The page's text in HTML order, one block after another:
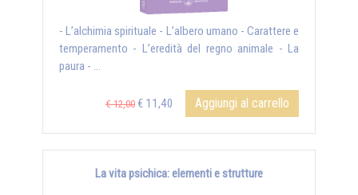
- L’alchimia spirituale - L’albero umano - Carattere e
temperamento - L’eredità del regno animale - La
paura - ...
€ 12,00 € 11,40 Aggiungi al carrello
La vita psichica: elementi e strutture